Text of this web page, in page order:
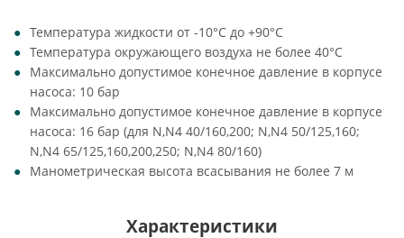
Температура жидкости от -10°C до +90°C
Температура окружающего воздуха не более 40°C
Максимально допустимое конечное давление в корпусе
насоса: 10 бар
Максимально допустимое конечное давление в корпусе
насоса: 16 бар (для N,N4 40/160,200; N,N4 50/125,160;
N,N4 65/125,160,200,250; N,N4 80/160)
Манометрическая высота всасывания не более 7 м
Характеристики